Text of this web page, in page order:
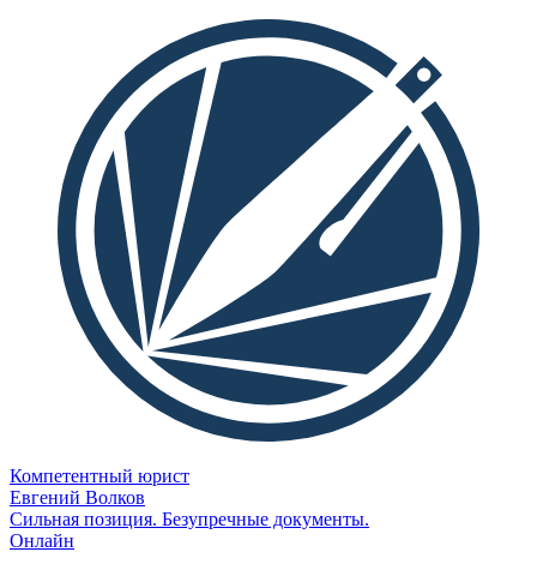
Компетентный юрист
Евгений Волков
Сильная позиция. Безупречные документы.
Онлайн